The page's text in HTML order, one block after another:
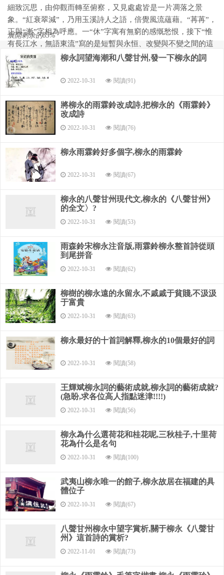
細致沉思，由仰觀而轉至俯察，又見處處皆是一片凋落之景
象。“紅衰翠減”，乃用玉溪詩人之語，倍覺風流蘊藉。“苒苒”，
正與“漸”字相為呼應。一“休”字寓有無窮的感慨愁恨，接下“惟
有長江水，無語東流”寫的是短暫與永恒、改變與不變之間的這
種直令千古詞人思索的宇宙人生哲理。“無語”二字乃“無情”之
意，此句蘊含百感交集的復雜心理。
多一番情致。至此，詞以寫景為主，情寓景中。但下片妙處在
于詞人善于推已及人，本是自己登遠眺，卻偏想故園之閨中
人，應也是登樓望遠，佇盼游子歸來。“誤幾回”三字更覺靈
動。結句篇末點題。“倚闌干”，與“對”，與“當樓”，與“登高臨
遠”，與“望”，與“嘆”，與“想”，都相關聯、相輝映。詞中登高
遠眺之景，皆為“倚閨”時所見；思歸之情又是從“凝愁”中生發；
而“爭知我”三字化實為虛，使思歸之苦，懷人之情表達更為曲
折動人。
這首詞章法結構細密，寫景抒情融為一體，以鋪敘見長。
詞中思鄉懷人之意緒，展衍盡致。而白描手法，再加通俗的語
言，將這復雜的意緒表達得明白如話。這樣，柳永的《八聲甘
分析柳永《八聲甘州》這首詞是怎樣做到借景抒情,情景交融
的
八聲甘州柳永對瀟瀟、暮雨灑江天，一番洗清秋。
漸霜風凄緊，關河冷落，殘照當樓。是處紅衰翠減，苒苒
物華休。
惟有長江水，無語東流。不忍登高臨遠，望故鄉渺邈，歸
思難收。
爭知我、倚闌干處，正恁凝愁。本篇為詞人的名篇，融寫
緒，語淺而情深。
上片寫所望之景色，詞人以如椽之筆描繪江野暮秋蕭瑟寥
廓、渾莽蒼涼的景色：以“瀟瀟”暮雨、“凄緊”的霜風、江流展現
雨沖洗后蒼茫浩闊、清寂高遠的江天景象，充滿了蕭瑟、肅殺
的悲秋情調。“苒苒物華休”比喻青春時光的短暫，只剩下“無語
東流”的長江水，暗示詞人的惆悵和悲愁無處訴說。
下片寫登高遠眺的感想，抒寫了思鄉懷人欲歸不得的愁
苦。“不忍登高”說明詞人所處的位置，“不忍”二字點出曲折，增
接下來幾句層層說明了緣何“不忍”，一是“望故鄉渺邈”，因
展開剩余的85%
柳永詞望海潮和八聲甘州,發一下柳永的詞
2022-10-31 閱讀(91)
將柳永的雨霖鈴改成詩,把柳永的《雨霖鈴》
改成詩
2022-10-31 閱讀(76)
柳永雨霖鈴好多個字,柳永的雨霖鈴
2022-10-31 閱讀(67)
柳永的八聲甘州現代文,柳永的《八聲甘州》
的全文〉?
2022-10-31 閱讀(53)
雨森鈴宋柳永注音版,雨霖鈴柳永整首詩從頭
到尾拼音
2022-10-31 閱讀(62)
柳樹的柳永遠的永留永,不戚戚于貧賤,不汲汲
于富貴
2022-10-31 閱讀(63)
柳永最好的十首詞解釋,柳永的10個最好的詞
2022-10-31 閱讀(58)
王輝斌柳永詞的藝術成就,柳永詞的藝術成就?
(急盼,求各位高人指點迷津!!!!)
2022-10-31 閱讀(56)
柳永為什么選荷花和桂花呢,三秋桂子,十里荷
花為什么是名句
2022-10-31 閱讀(100)
武夷山柳永唯一的館子,柳永故居在福建的具
體位子
2022-10-31 閱讀(67)
八聲甘州柳永中望字賞析,關于柳永《八聲甘
州》這首詩的賞析?
2022-11-01 閱讀(73)